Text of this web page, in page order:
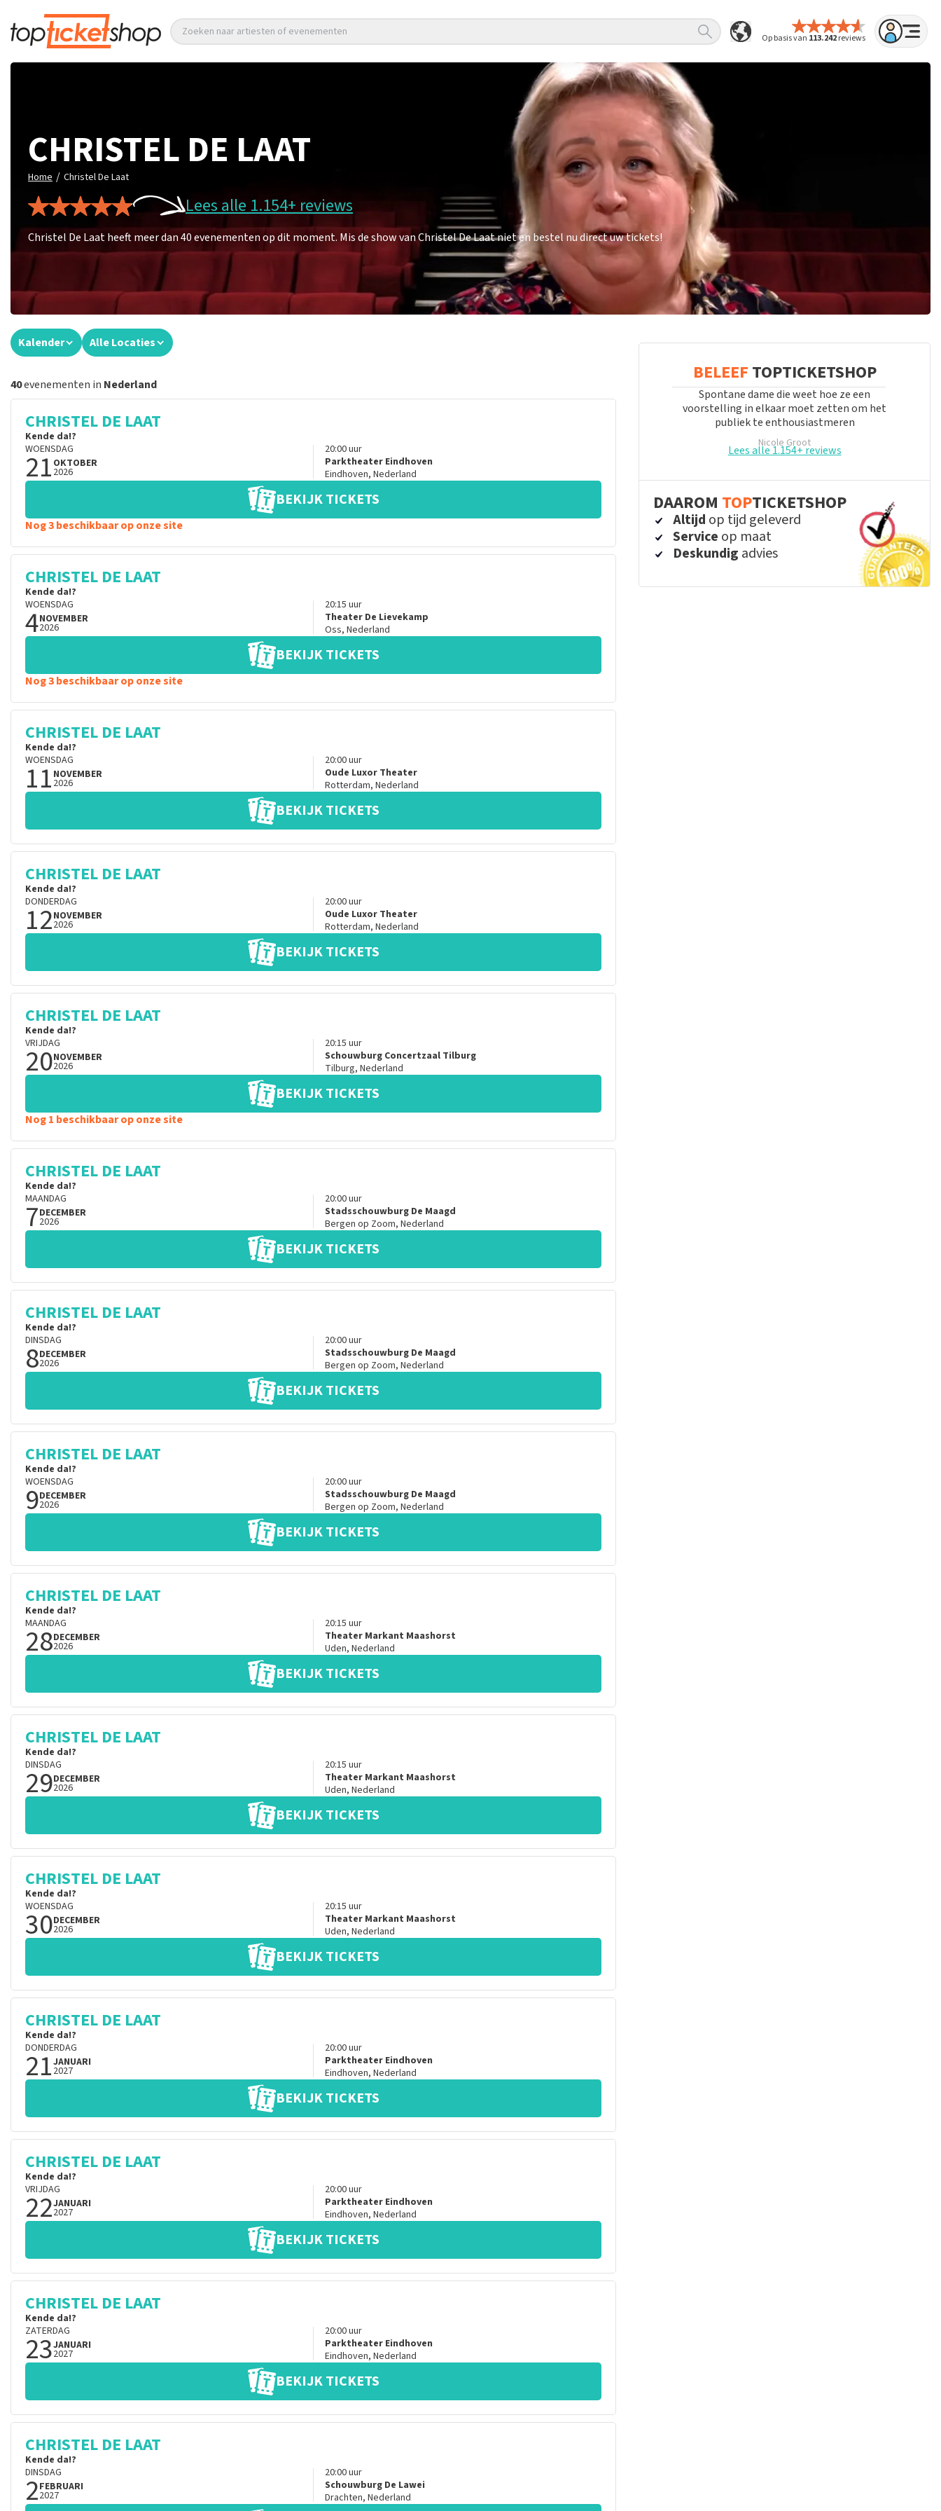
Op basis van 113.242reviews
Zoeken naar artiesten of evenementen
CHRISTEL DE LAAT
Home / Christel De Laat
Lees alle 1.154+ reviews
Christel De Laat heeft meer dan 40 evenementen op dit moment. Mis de show van Christel De Laat niet en bestel nu direct uw tickets!
Kalender Alle Locaties
40evenementen in Nederland
CHRISTEL DE LAAT
Kende da!?
WOENSDAG
21 OKTOBER
2026
20:00uur
Parktheater Eindhoven
Eindhoven, Nederland
BEKIJK TICKETS
Nog 3 beschikbaar op onze site
CHRISTEL DE LAAT
Kende da!?
WOENSDAG
4NOVEMBER
2026
20:15 uur
Theater De Lievekamp
Oss, Nederland
BEKIJK TICKETS
Nog 3 beschikbaar op onze site
CHRISTEL DE LAAT
Kende da!?
WOENSDAG
11 NOVEMBER
2026
20:00uur
Oude Luxor Theater
Rotterdam, Nederland
BEKIJK TICKETS
CHRISTEL DE LAAT
Kende da!?
DONDERDAG
12NOVEMBER
2026
20:00uur
Oude Luxor Theater
Rotterdam, Nederland
BEKIJK TICKETS
CHRISTEL DE LAAT
Kende da!?
VRIJDAG
20NOVEMBER
2026
20:15 uur
Schouwburg Concertzaal Tilburg
Tilburg, Nederland
BEKIJK TICKETS
Nog 1 beschikbaar op onze site
CHRISTEL DE LAAT
Kende da!?
MAANDAG
7DECEMBER
2026
20:00uur
Stadsschouwburg De Maagd
Bergen op Zoom, Nederland
BEKIJK TICKETS
CHRISTEL DE LAAT
Kende da!?
DINSDAG
8DECEMBER
2026
20:00uur
Stadsschouwburg De Maagd
Bergen op Zoom, Nederland
BEKIJK TICKETS
CHRISTEL DE LAAT
Kende da!?
WOENSDAG
9DECEMBER
2026
20:00uur
Stadsschouwburg De Maagd
Bergen op Zoom, Nederland
BEKIJK TICKETS
CHRISTEL DE LAAT
Kende da!?
MAANDAG
28DECEMBER
2026
20:15 uur
Theater Markant Maashorst
Uden, Nederland
BEKIJK TICKETS
CHRISTEL DE LAAT
Kende da!?
DINSDAG
29DECEMBER
2026
20:15 uur
Theater Markant Maashorst
Uden, Nederland
BEKIJK TICKETS
CHRISTEL DE LAAT
Kende da!?
WOENSDAG
30DECEMBER
2026
20:15 uur
Theater Markant Maashorst
Uden, Nederland
BEKIJK TICKETS
CHRISTEL DE LAAT
Kende da!?
DONDERDAG
21JANUARI
2027
20:00uur
Parktheater Eindhoven
Eindhoven, Nederland
BEKIJK TICKETS
CHRISTEL DE LAAT
Kende da!?
VRIJDAG
22JANUARI
2027
20:00uur
Parktheater Eindhoven
Eindhoven, Nederland
BEKIJK TICKETS
CHRISTEL DE LAAT
Kende da!?
ZATERDAG
23JANUARI
2027
20:00uur
Parktheater Eindhoven
Eindhoven, Nederland
BEKIJK TICKETS
CHRISTEL DE LAAT
Kende da!?
DINSDAG
2FEBRUARI
2027
20:00uur
Schouwburg De Lawei
Drachten, Nederland
BELEEF TOPTICKETSHOP
Spontane dame die weet hoe ze een
voorstelling in elkaar moet zetten om het
publiek te enthousiastmeren
Nicole Groot
Lees alle 1.154+ reviews
DAAROM TOPTICKETSHOP
Altijd op tijd geleverd
Service op maat
Deskundig advies